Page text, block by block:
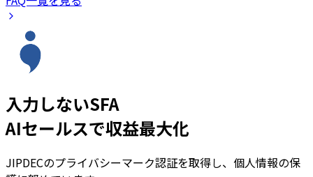
入力しないSFA
AIセールスで収益最大化
JIPDECのプライバシーマーク認証を取得し、個人情報の保